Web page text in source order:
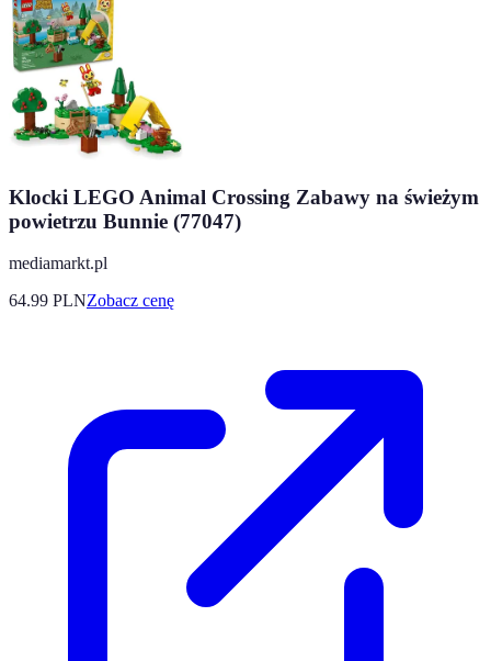
Klocki LEGO Animal Crossing Zabawy na świeżym
powietrzu Bunnie (77047)
mediamarkt.pl
64.99 PLNZobacz cenę